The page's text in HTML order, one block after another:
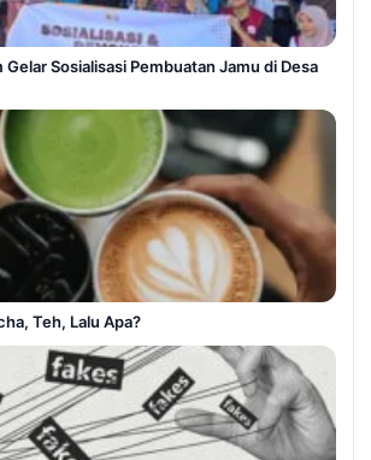
Gelar Sosialisasi Pembuatan Jamu di Desa
Teh, Lalu Apa?